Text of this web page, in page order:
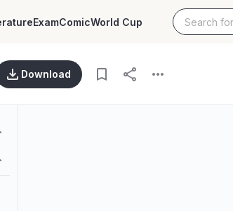
ExamComicWorld Cup
Download